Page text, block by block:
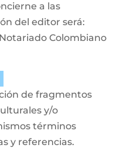
a las
del editor será:
Colombiano
de fragmentos
y/o
términos
y referencias.